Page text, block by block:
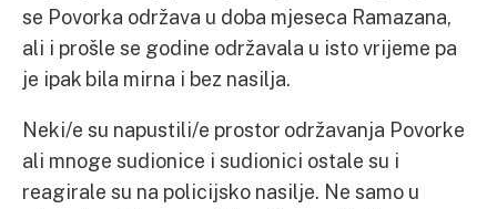
se Povorka održava u doba mjeseca Ramazana,
ali i prošle se godine održavala u isto vrijeme pa
je ipak bila mirna i bez nasilja.
Neki/e su napustili/e prostor održavanja Povorke
ali mnoge sudionice i sudionici ostale su i
reagirale su na policijsko nasilje. Ne samo u